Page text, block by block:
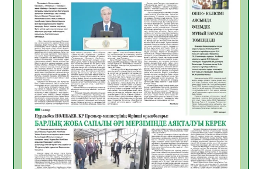
Қазақстан Орталық Азиядағы көшуге ең
қолайлы ел атанды
05.08.2026
32
Өрт қауіпсіздігі талаптарын сақтау – әр
азаматтың міндеті
05.08.2026
32
Руслан Рүстемұлы облыс әкімінің
кеңесшісі болып тағайындалды
05.08.2026
29
Цифрландыру саласын дамыту аясында